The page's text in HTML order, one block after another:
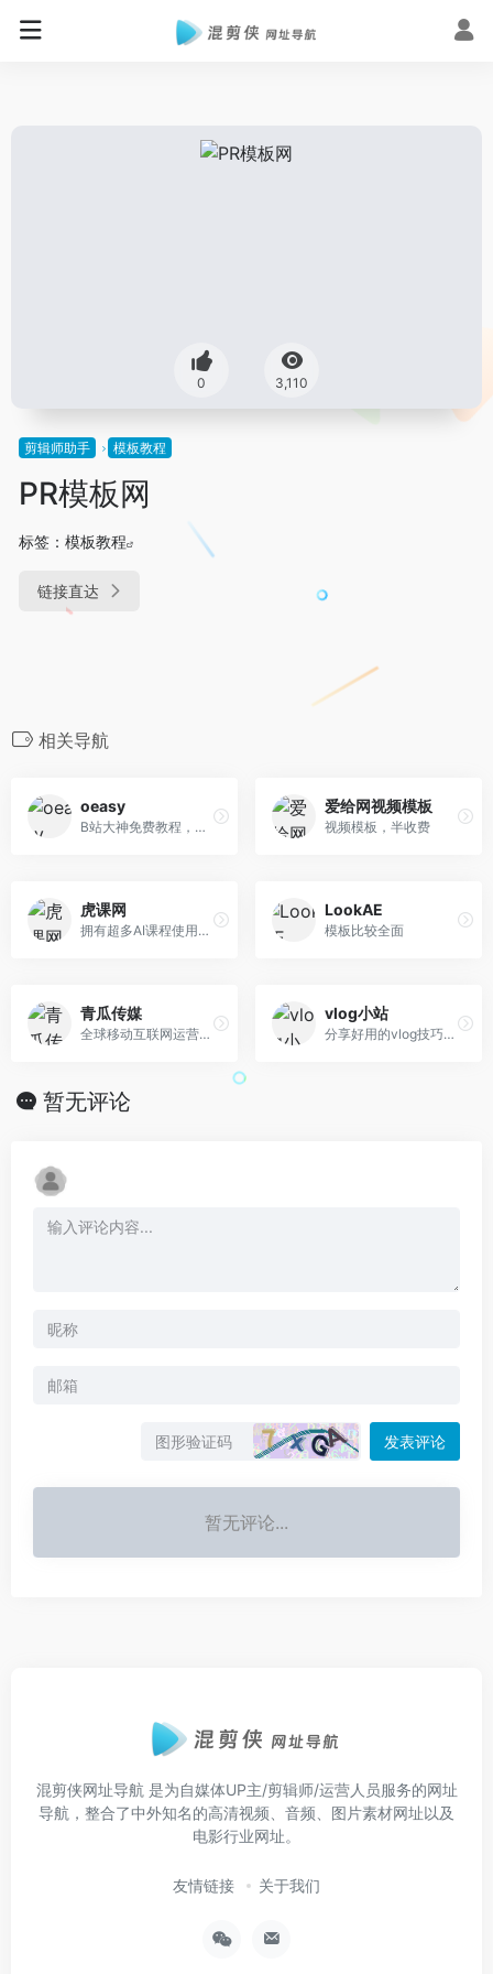
0 3,110
剪辑师助手 模板教程
PR模板网
标签： 模板教程
链接直达
相关导航
oeasy
B站大神免费教程，代表作《ps教程/photoshop教程》、《pr教程-鬼畜素材全明星全家福出现》
爱给网视频模板
视频模板，半收费
虎课网
拥有超多AI课程使用AI制作爆款视频、脚本、剧本等等
LookAE
模板比较全面
青瓜传媒
全球移动互联网运营推广学习平台
vlog小站
分享好用的vlog技巧、vlog教程、vlog制作心得
暂无评论
发表评论
暂无评论...
混剪侠网址导航 是为自媒体UP主/剪辑师/运营人员服务的网址
导航，整合了中外知名的高清视频、音频、图片素材网址以及
电影行业网址。
友情链接 关于我们